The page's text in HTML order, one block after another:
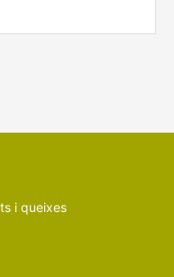
i queixes